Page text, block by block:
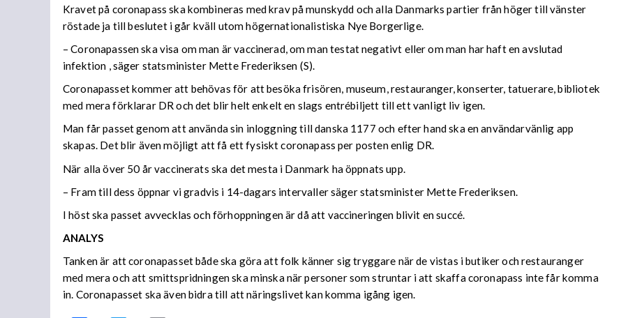
Kravet på coronapass ska kombineras med krav på munskydd och alla Danmarks partier från höger till vänster
röstade ja till beslutet i går kväll utom högernationalistiska Nye Borgerlige.
– Coronapassen ska visa om man är vaccinerad, om man testat negativt eller om man har haft en avslutad
infektion , säger statsminister Mette Frederiksen (S).
Coronapasset kommer att behövas för att besöka frisören, museum, restauranger, konserter, tatuerare, bibliotek
med mera förklarar DR och det blir helt enkelt en slags entrébiljett till ett vanligt liv igen.
Man får passet genom att använda sin inloggning till danska 1177 och efter hand ska en användarvänlig app
skapas. Det blir även möjligt att få ett fysiskt coronapass per posten enlig DR.
När alla över 50 år vaccinerats ska det mesta i Danmark ha öppnats upp.
– Fram till dess öppnar vi gradvis i 14-dagars intervaller säger statsminister Mette Frederiksen.
I höst ska passet avvecklas och förhoppningen är då att vaccineringen blivit en succé.
ANALYS
Tanken är att coronapasset både ska göra att folk känner sig tryggare när de vistas i butiker och restauranger
med mera och att smittspridningen ska minska när personer som struntar i att skaffa coronapass inte får komma
in. Coronapasset ska även bidra till att näringslivet kan komma igång igen.